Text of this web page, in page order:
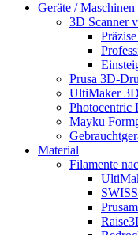
Geräte / Maschinen
3D Scanner
Prusa 3D-
UltiMaker
Photocentric
Mayku
Material
Filamente